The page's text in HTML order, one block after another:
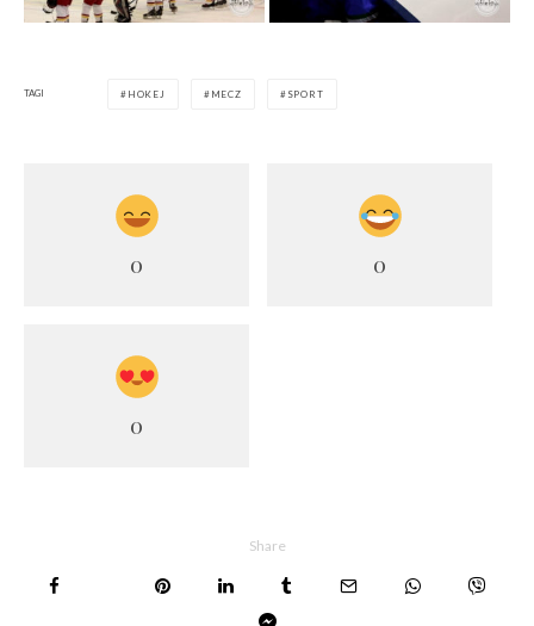
TAGI HOKEJ MECZ SPORT
0 0
0
Share